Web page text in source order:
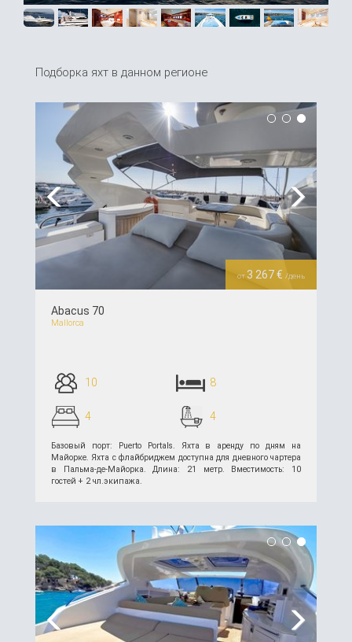
Подборка яхт в данном регионе
Previous Next
от 3 267 € /день
Abacus 70
Mallorca
10 8
4 4
Базовый порт: Puerto Portals. Яхта в аренду по дням на
Майорке. Яхта с флайбриджем доступна для дневного чартера
в Пальма-де-Майорка. Длина: 21 метр. Вместимость: 10
гостей + 2 чл.экипажа.
подробнее >>